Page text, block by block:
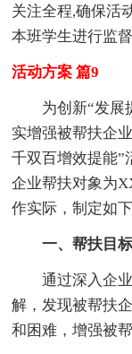
关注全程,确保活
本班学生进行监督
活动方案 篇9
为创新“发展提
实增强被帮扶企
千双百增效提能”
企业帮扶对象为
作实际，制定如
一、帮扶目标
通过深入企业
解，发现被帮扶
和困难，增强被